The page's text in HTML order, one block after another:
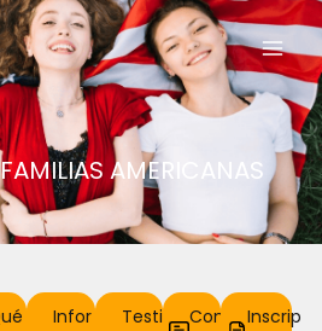
AMERICANAS
Infor
Testi
Cont
Inscrip